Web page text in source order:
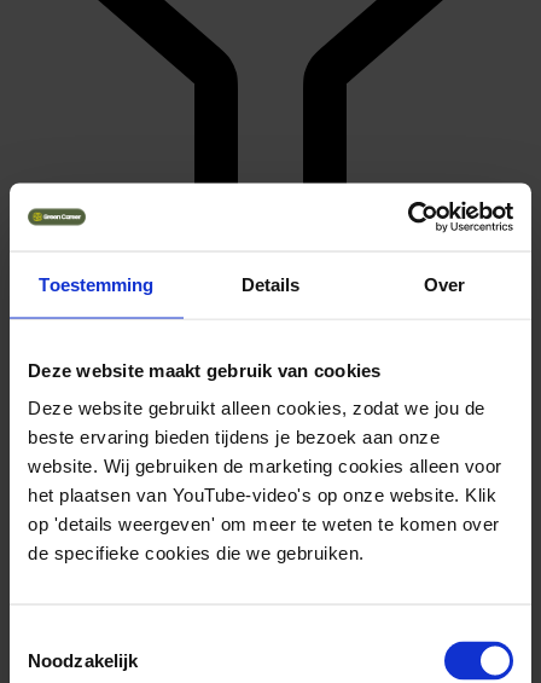
Toestemming Details Over
Deze website maakt gebruik van cookies
Deze website gebruikt alleen cookies, zodat we jou de
beste ervaring bieden tijdens je bezoek aan onze
website. Wij gebruiken de marketing cookies alleen voor
het plaatsen van YouTube-video's op onze website. Klik
op 'details weergeven' om meer te weten te komen over
de specifieke cookies die we gebruiken.
Noodzakelijk
Solliciteer direct